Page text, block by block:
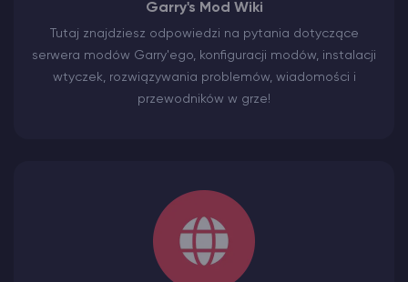
Garry's Mod Wiki
Tutaj znajdziesz odpowiedzi na pytania dotyczące
serwera modów Garry'ego, konfiguracji modów, instalacji
wtyczek, rozwiązywania problemów, wiadomości i
przewodników w grze!